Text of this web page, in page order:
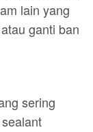
lain yang
ganti ban
sering